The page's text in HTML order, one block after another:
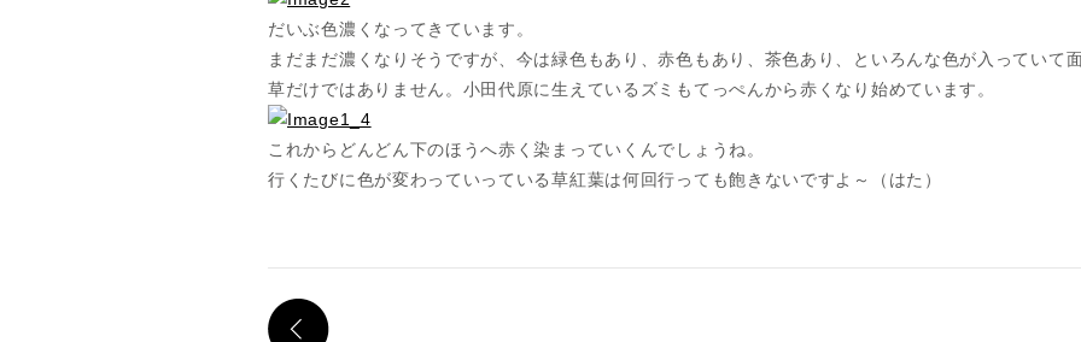
だいぶ色濃くなってきています。
まだまだ濃くなりそうですが、今は緑色もあり、赤色もあり、茶色あり、といろんな色が入っていて面
草だけではありません。小田代原に生えているズミもてっぺんから赤くなり始めています。
これからどんどん下のほうへ赤く染まっていくんでしょうね。
行くたびに色が変わっていっている草紅葉は何回行っても飽きないですよ～（はた）